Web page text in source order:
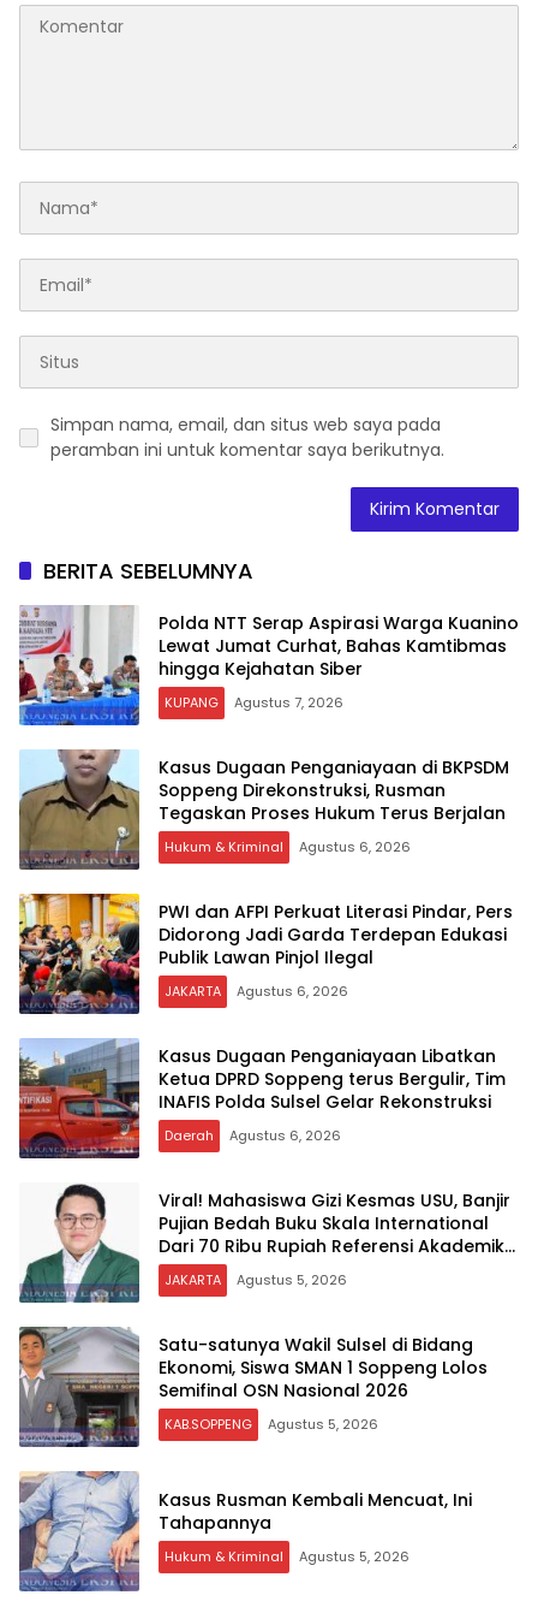
Simpan nama, email, dan situs web saya pada
peramban ini untuk komentar saya berikutnya.
BERITA SEBELUMNYA
Polda NTT Serap Aspirasi Warga Kuanino
Lewat Jumat Curhat, Bahas Kamtibmas
hingga Kejahatan Siber
KUPANG Agustus 7, 2026
Kasus Dugaan Penganiayaan di BKPSDM
Soppeng Direkonstruksi, Rusman
Tegaskan Proses Hukum Terus Berjalan
Hukum & Kriminal Agustus 6, 2026
PWI dan AFPI Perkuat Literasi Pindar, Pers
Didorong Jadi Garda Terdepan Edukasi
Publik Lawan Pinjol Ilegal
JAKARTA Agustus 6, 2026
Kasus Dugaan Penganiayaan Libatkan
Ketua DPRD Soppeng terus Bergulir, Tim
INAFIS Polda Sulsel Gelar Rekonstruksi
Daerah Agustus 6, 2026
Viral! Mahasiswa Gizi Kesmas USU, Banjir
Pujian Bedah Buku Skala International
Dari 70 Ribu Rupiah Referensi Akademik
Dunia
JAKARTA Agustus 5, 2026
Satu-satunya Wakil Sulsel di Bidang
Ekonomi, Siswa SMAN 1 Soppeng Lolos
Semifinal OSN Nasional 2026
KAB.SOPPENG Agustus 5, 2026
Kasus Rusman Kembali Mencuat, Ini
Tahapannya
Hukum & Kriminal Agustus 5, 2026